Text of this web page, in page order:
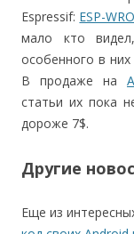
Espressif: ESP-
мало кто
особенного в
В продаже на
статьи их пока
дороже 7$.
Другие
Еще из